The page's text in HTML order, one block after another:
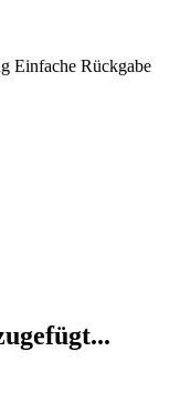
Einfache Rückgabe